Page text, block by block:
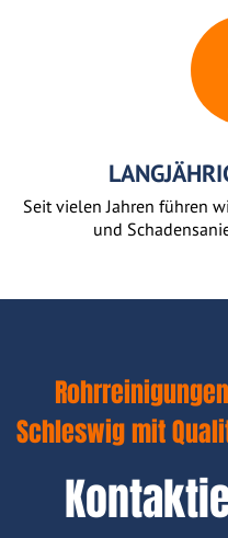
Seit vielen Jahren führen
und
Schleswig mit